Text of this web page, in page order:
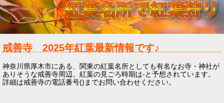
戒善寺 2025年紅葉最新情報です♪
神奈川県厚木市にある、関東の紅葉名所としても有名なお寺・神社が
ありそうな戒善寺周辺。紅葉の見ごろ時期は-と予想されています。
詳細は戒善寺の電話番号()までお問い合わせください。